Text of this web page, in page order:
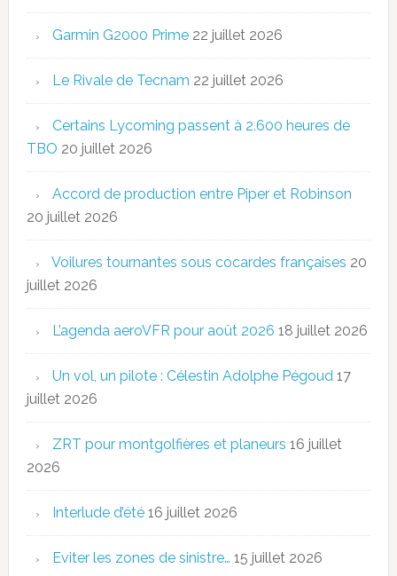
Garmin G2000 Prime 22 juillet 2026
Le Rivale de Tecnam 22 juillet 2026
Certains Lycoming passent à 2.600 heures de
TBO 20 juillet 2026
Accord de production entre Piper et Robinson
20 juillet 2026
Voilures tournantes sous cocardes françaises 20
juillet 2026
L’agenda aeroVFR pour août 2026 18 juillet 2026
Un vol, un pilote : Célestin Adolphe Pégoud 17
juillet 2026
ZRT pour montgolfières et planeurs 16 juillet
2026
Interlude d’été 16 juillet 2026
Eviter les zones de sinistre… 15 juillet 2026